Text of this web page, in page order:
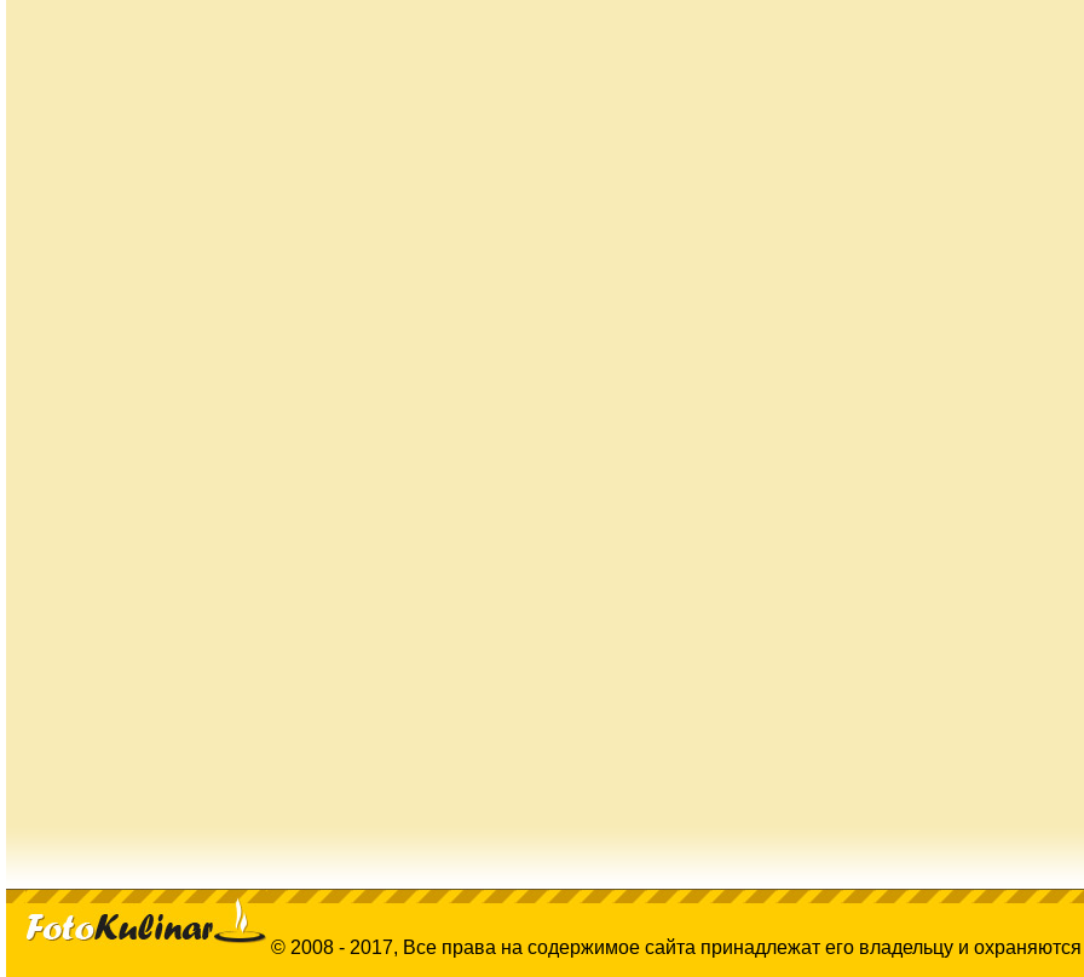
© 2008 - 2017, Все права на содержимое сайта принадлежат его владельцу и охраняются